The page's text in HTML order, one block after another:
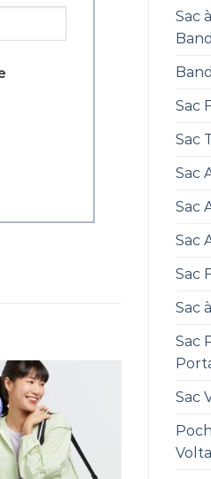
Sac
Sac
Sac
Sac
Sac
Sac
Sac
Sac
Sac
Sac